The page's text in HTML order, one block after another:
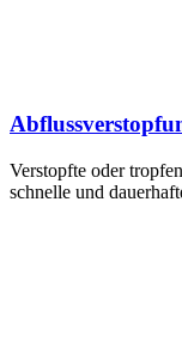
Verstopfte oder
schnelle und